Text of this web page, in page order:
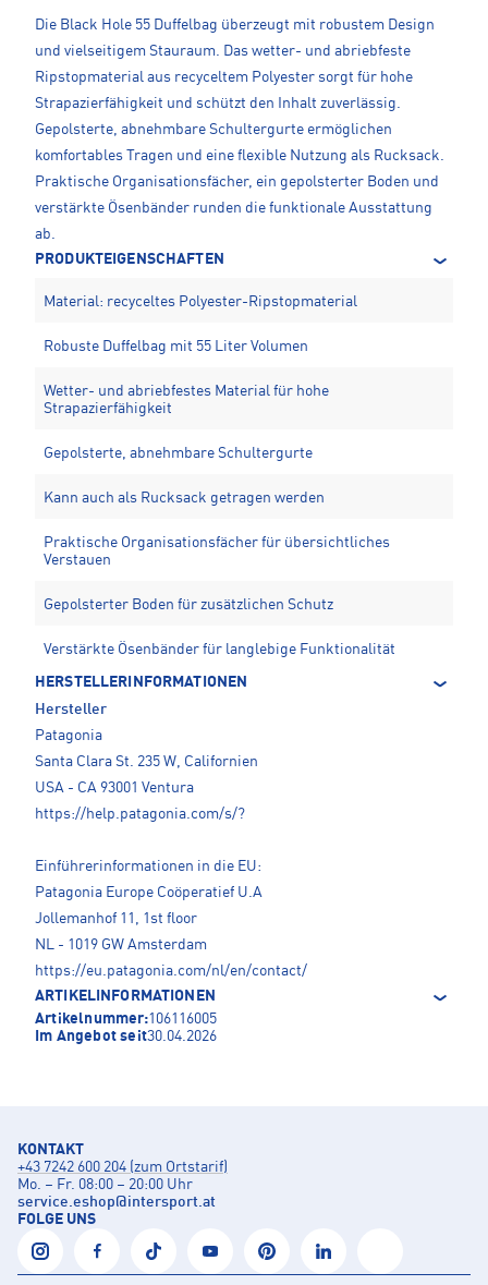
Die Black Hole 55 Duffelbag überzeugt mit robustem Design
und vielseitigem Stauraum. Das wetter- und abriebfeste
Ripstopmaterial aus recyceltem Polyester sorgt für hohe
Strapazierfähigkeit und schützt den Inhalt zuverlässig.
Gepolsterte, abnehmbare Schultergurte ermöglichen
komfortables Tragen und eine flexible Nutzung als Rucksack.
Praktische Organisationsfächer, ein gepolsterter Boden und
verstärkte Ösenbänder runden die funktionale Ausstattung
ab.
PRODUKTEIGENSCHAFTEN
Material: recyceltes Polyester-Ripstopmaterial
Robuste Duffelbag mit 55 Liter Volumen
Wetter- und abriebfestes Material für hohe
Strapazierfähigkeit
Gepolsterte, abnehmbare Schultergurte
Kann auch als Rucksack getragen werden
Praktische Organisationsfächer für übersichtliches
Verstauen
Gepolsterter Boden für zusätzlichen Schutz
Verstärkte Ösenbänder für langlebige Funktionalität
HERSTELLERINFORMATIONEN
Hersteller
Patagonia
Santa Clara St. 235 W, Californien
USA - CA 93001 Ventura
https://help.patagonia.com/s/?
Einführerinformationen in die EU:
Patagonia Europe Coöperatief U.A
Jollemanhof 11, 1st floor
NL - 1019 GW Amsterdam
https://eu.patagonia.com/nl/en/contact/
ARTIKELINFORMATIONEN
Artikelnummer:106116005
Im Angebot seit30.04.2026
KONTAKT
+43 7242 600 204 (zum Ortstarif)
Mo. – Fr. 08:00 – 20:00 Uhr
service.eshop@intersport.at
FOLGE UNS